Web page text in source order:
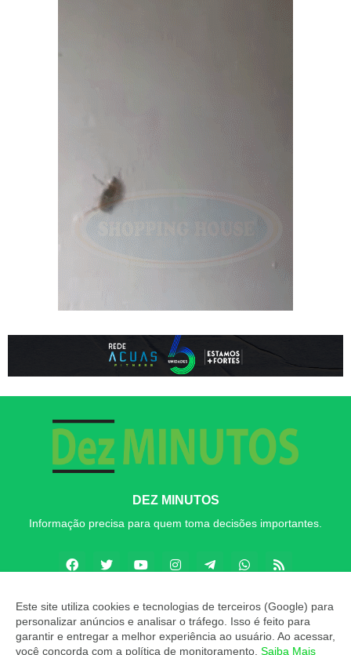
DEZ MINUTOS
Informação precisa para quem toma decisões importantes.
Copyright ©2026Dez MINUTOS
Este site utiliza cookies e tecnologias de terceiros (Google) para
personalizar anúncios e analisar o tráfego. Isso é feito para
garantir e entregar a melhor experiência ao usuário. Ao acessar,
você concorda com a política de monitoramento. Saiba Mais